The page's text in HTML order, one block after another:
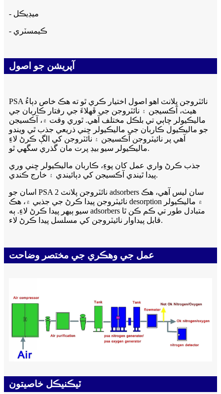
- ميڊيڪل
- ڪيمسٽري
آپريشن جو اصول
PSA نائٽروجن پلانٽ اهو اصول اختيار ڪري ٿو ته هڪ خاص دٻاءُ
هيٺ، آڪسيجن ۽ نائٽروجن جي ڦهلاءَ جي رفتار ڪاربان جي
ماليڪيولر چاٻي تي بلڪل مختلف آهي. ٿوري وقت ۾، آڪسيجن
جو ماليڪيول ڪاربان جي ماليڪيولر ڇني ذريعي جذب ٿي ويندو
آهي پر نائيٽروجن آڪسيجن ۽ نائٽروجن کي الڳ ڪرڻ لاءِ
ماليڪيولر سيو بيڊ پرت مان گذري سگهي ٿو.
جذب ڪرڻ واري عمل کان پوءِ، ڪاربان ماليڪيولر ڇني وري
پيدا ٿيندي آڪسيجن کي دٻائيندي ۽ خارج ڪندي.
اسان جو PSA نائٽروجن پلانٽ 2 adsorbers سان ليس آهي، هڪ
نائيٽروجن پيدا ڪرڻ جي جذبي ۾، هڪ desorption ۾ ماليڪيولر
سيو ٻيهر پيدا ڪرڻ لاءِ. ٻه adsorbers متبادل طور تي ڪم ڪن ٿا
قابل پيداوار نائيٽروجن کي مسلسل پيدا ڪرڻ لاء.
عمل جي وهڪري جي مختصر وضاحت
ٽيڪنيڪل خاصيتون